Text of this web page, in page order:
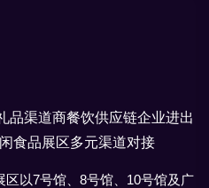
品渠道商餐饮供应链企业进出
食品展区多元渠道对接
以7号馆、8号馆、10号馆及广